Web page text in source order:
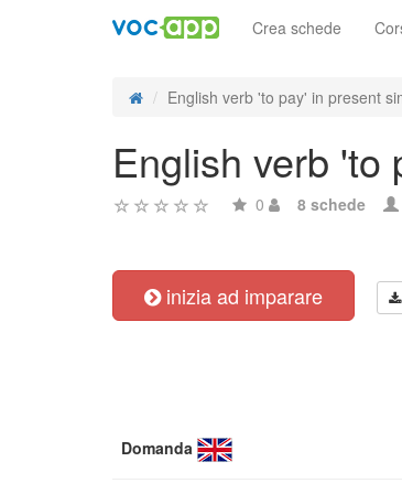
Crea schede
English verb 'to pay' in present
English verb 'to
0 8 schede
inizia ad imparare
Domanda